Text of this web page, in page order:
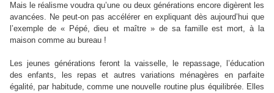
Mais le réalisme voudra qu’une ou deux générations encore digèrent les
avancées. Ne peut-on pas accélérer en expliquant dès aujourd’hui que
l’exemple de « Pépé, dieu et maître » de sa famille est mort, à la
maison comme au bureau !
Les jeunes générations feront la vaisselle, le repassage, l’éducation
des enfants, les repas et autres variations ménagères en parfaite
égalité, par habitude, comme une nouvelle routine plus équilibrée. Elles